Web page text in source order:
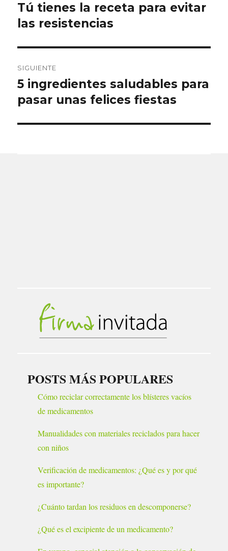
de
entradas
Entrada
anterior:
Tú tienes la receta para evitar
las resistencias
SIGUIENTE
Entrada
siguiente:
5 ingredientes saludables para
pasar unas felices fiestas
POSTS MÁS POPULARES
Cómo reciclar correctamente los blísteres vacíos
de medicamentos
Manualidades con materiales reciclados para hacer
con niños
Verificación de medicamentos: ¿Qué es y por qué
es importante?
¿Cuánto tardan los residuos en descomponerse?
¿Qué es el excipiente de un medicamento?